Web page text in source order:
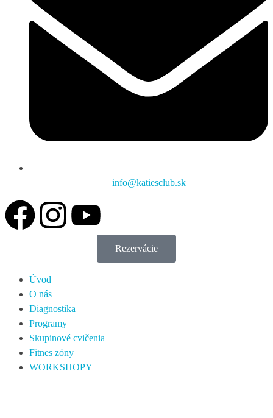
Úvod
O nás
Diagnostika
Programy
Skupinové cvičenia
Fitnes zóny
WORKSHOPY
info@katiesclub.sk
Rezervácie